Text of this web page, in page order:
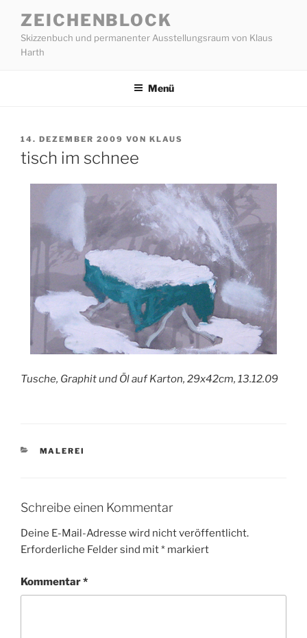
Inhalt
springen
ZEICHENBLOCK
Skizzenbuch und permanenter Ausstellungsraum von Klaus
Harth
Menü
VERÖFFENTLICHT
AM
14. DEZEMBER 2009 VON KLAUS
tisch im schnee
Tusche, Graphit und Öl auf Karton, 29x42cm, 13.12.09
KATEGORIEN
MALEREI
Schreibe einen Kommentar
Deine E-Mail-Adresse wird nicht veröffentlicht.
Erforderliche Felder sind mit* markiert
Kommentar*